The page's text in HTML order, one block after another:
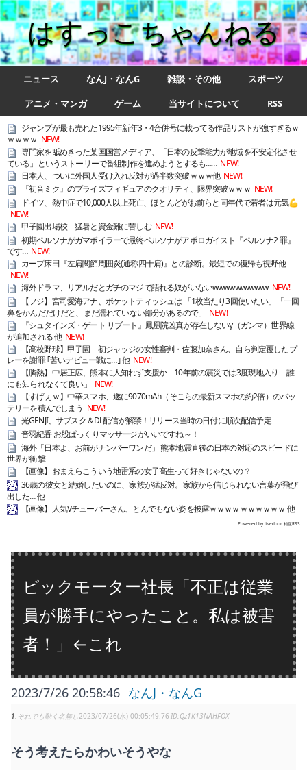
はすっこちゃんねる
ニュース なんJ・なんG 雑談・その他
スポーツ
アニメ・マンガ
ゲーム 当サイトについて RSS
ジャンプが最も売れた1995年新年3・4合併号に載ってる作品リストが強すぎるｗ
ｗｗｗｗ NEW!
専門家を舐めきった某国国営メディア、「日本の反撃能力が地域を不安定化させ
ている」というストーリーで番組制作を進めようとするも…… NEW!
日本人、ついに外国人受け入れ反対が過半数突破ｗｗｗ他 NEW!
『初音ミク』のプライズフィギュアのクオリティ、限界突破ｗｗｗ NEW!
ドイツ、熱中症で10,000人以上死亡、ほとんどがお前らと同年代で若者は元気💪
NEW!
甲子園出場校 猛暑と資金難に苦しむ NEW!
初期ペルソナがガマボイラーで最終ペルソナがアポロガイスト『ペルソナ2 罪』
です… NEW!
カープ床田『左肩関節周囲炎(通称四十肩)』との診断。最短での復帰も視野他
NEW!
海外ドラマ、リアルだとガチのマジで語れる奴がいないwwwwwwwwww NEW!
【フジ】宮司愛海アナ、ポケットティッシュは 「1枚当たり3回使いたい」「一回
鼻をかんだだけだと、まだ濡れていない部分があるので」
NEW!
『シュタインズ・ゲート リブート』鳳凰院凶真が存在しないγ（ガンマ）世界線
が追加される 他 NEW!
【高校野球】甲子園 初ジャッジの女性審判・佐藤加奈さん、自ら判定覆したプ
レーを謝罪 ｢苦いデビュー戦に…｣ 他 NEW!
【胸熱】中居正広、熊本に人知れず支援か 10年前の震災では3度現地入り「誰
にも知られなくて良い」
NEW!
【すげぇｗ】中華スマホ、遂に9070mAh（そこらの最新スマホの約2倍）のバッ
テリーを積んでしまう NEW!
光GENJI、サブスク＆DL配信が解禁！リリース当時の日付に順次配信予定
音羽紀香 お股ぱっくりマッサージがいいですね～！
海外「日本よ、お前がナンバーワンだ」 熊本地震直後の日本の対応のスピードに
世界が衝撃
【画像】おまえらこういう地雷系の女子高生って好きじゃないの？
36歳の彼女と結婚したいのに、家族が猛反対。家族から信じられない言葉が飛び
出した… 他
【画像】人気Vチューバーさん、とんでもない姿を披露ｗｗｗｗｗｗｗｗｗｗ 他
Powered by livedoor 相互RSS
ビックモーター社長「不正は従業
員が勝手にやったこと。私は被害
者！」←これ
2023/7/26 20:58:46 なんJ・なんG
1 それでも動く名無し 2023/07/26(水) 00:05:49.76 Qz1K13NAHFOX
そう考えたらかわいそうやな